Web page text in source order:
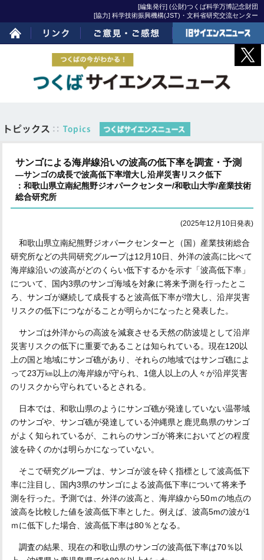
[編集発行] (公財)つくば科学万博記念財団
[協力] 科学技術振興機構(JST)・文科省研究交流センター
ホーム リンク ご意見・ご感想
旧サイエンスニュー
サンゴによる海岸線沿いの波高の低下率を調査・予測
―サンゴの成長で波高低下率増大し沿岸災害リスク低下
：和歌山県立南紀熊野ジオパークセンター/和歌山大学/産業技術
総合研究所
(2025年12月10日発表)
和歌山県立南紀熊野ジオパークセンターと（国）産業技術総合
研究所などの共同研究グループは12月10日、外洋の波高に比べて
海岸線沿いの波高がどのくらい低下するかを示す「波高低下率」
について、国内3県のサンゴ海域を対象に将来予測を行ったとこ
ろ、サンゴが継続して成長すると波高低下率が増大し、沿岸災害
リスクの低下につながることが明らかになったと発表した。
サンゴは外洋からの高波を減衰させる天然の防波堤として沿岸
災害リスクの低下に重要であることは知られている。現在120以
上の国と地域にサンゴ礁があり、それらの地域ではサンゴ礁によ
って23万㎞以上の海岸線が守られ、1億人以上の人々が沿岸災害
のリスクから守られているとされる。
日本では、和歌山県のようにサンゴ礁が発達していない温帯域
のサンゴや、サンゴ礁が発達している沖縄県と鹿児島県のサンゴ
がよく知られているが、これらのサンゴが将来においてどの程度
波を砕くのかは明らかになっていない。
そこで研究グループは、サンゴが波を砕く指標として波高低下
率に注目し、国内3県のサンゴによる波高低下率について将来予
測を行った。予測では、外洋の波高と、海岸線から50ｍの地点の
波高を比較した値を波高低下率とした。例えば、波高5mの波が1
ｍに低下した場合、波高低下率は80％となる。
調査の結果、現在の和歌山県のサンゴの波高低下率は70％以